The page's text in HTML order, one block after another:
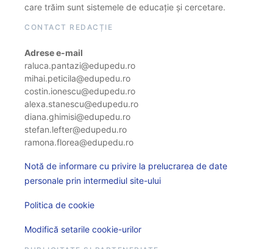
care trăim sunt sistemele de educație și cercetare.
CONTACT REDACȚIE
Adrese e-mail
raluca.pantazi@edupedu.ro
mihai.peticila@edupedu.ro
costin.ionescu@edupedu.ro
alexa.stanescu@edupedu.ro
diana.ghimisi@edupedu.ro
stefan.lefter@edupedu.ro
ramona.florea@edupedu.ro
Notă de informare cu privire la prelucrarea de date
personale prin intermediul site-ului
Politica de cookie
Modifică setarile cookie-urilor